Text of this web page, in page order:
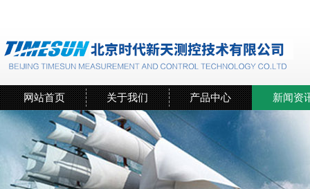
网站首页 关于我们 产品中心 新闻资